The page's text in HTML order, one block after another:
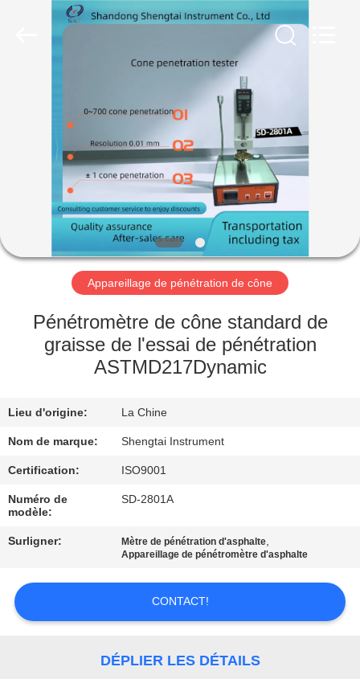
PRODUITS
SUJET
DE
NOUS
VISITE
D'USINE
DE
QUALITÉ
CONTACTEZ-
NOUS
CITATION
Appareillage de pénétration de cône
Pénétromètre de cône standard de
graisse de l'essai de pénétration
ASTMD217Dynamic
Lieu d'origine: La Chine
Nom de marque: Shengtai Instrument
Certification: ISO9001
Numéro de
modèle:
SD-2801A
Surligner: Mètre de pénétration d'asphalte,
Appareillage de pénétromètre d'asphalte
CONTACT!
DÉPLIER LES DÉTAILS